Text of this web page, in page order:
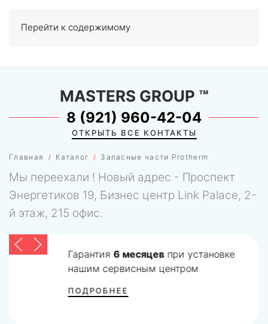
Перейти к содержимому
0
Главная Каталог Запасные части Protherm
MASTERS GROUP ™
8 (921) 960-42-04
ОТКРЫТЬ ВСЕ КОНТАКТЫ
Мы переехали ! Новый адрес - Проспект
Энергетиков 19, Бизнес центр Link Palace, 2-
й этаж, 215 офис.
Гарантия 6 месяцевпри установке
нашим сервисным центром
ПОДРОБНЕЕ